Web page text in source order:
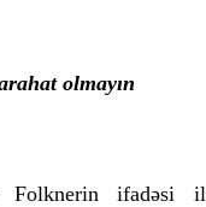
olmayın
ifadəsi